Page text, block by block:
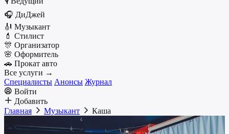
🎧 ДиДжей
🎻 Музыкант
💄 Стилист
🎊 Организатор
🌸 Оформитель
🚗 Прокат авто
Все услуги →
Специалисты Анонсы Журнал
Войти
Добавить
Главная
Музыкант Каша